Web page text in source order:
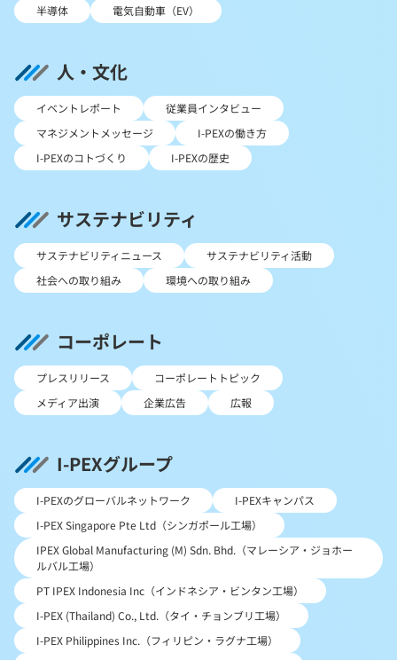
半導体
電気自動車（EV）
人・文化
イベントレポート
従業員インタビュー
マネジメントメッセージ
I-PEXの働き方
I-PEXのコトづくり
I-PEXの歴史
サステナビリティ
サステナビリティニュース
サステナビリティ活動
社会への取り組み
環境への取り組み
コーポレート
プレスリリース
コーポレートトピック
メディア出演
企業広告 広報
I-PEXグループ
I-PEXのグローバルネットワーク
I-PEXキャンパス
I-PEX Singapore Pte Ltd（シンガポール工場）
IPEX Global Manufacturing (M) Sdn. Bhd.（マレーシア・ジョホー
ルバル工場）
PT IPEX Indonesia Inc（インドネシア・ビンタン工場）
I-PEX (Thailand) Co., Ltd.（タイ・チョンブリ工場）
I-PEX Philippines Inc.（フィリピン・ラグナ工場）